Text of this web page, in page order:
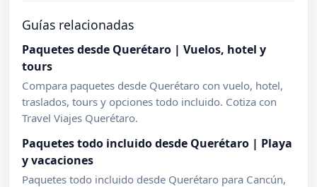
Guías relacionadas
Paquetes desde Querétaro | Vuelos, hotel y
tours
Compara paquetes desde Querétaro con vuelo, hotel,
traslados, tours y opciones todo incluido. Cotiza con
Travel Viajes Querétaro.
Paquetes todo incluido desde Querétaro | Playa
y vacaciones
Paquetes todo incluido desde Querétaro para Cancún,